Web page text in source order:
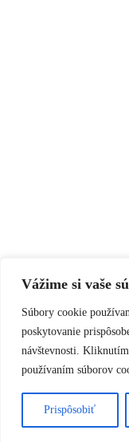
Vážime si vaše
Súbory cookie
poskytovanie
návštevnosti.
používaním súborov
Prispôsobiť